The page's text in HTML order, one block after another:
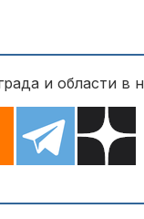
и области в